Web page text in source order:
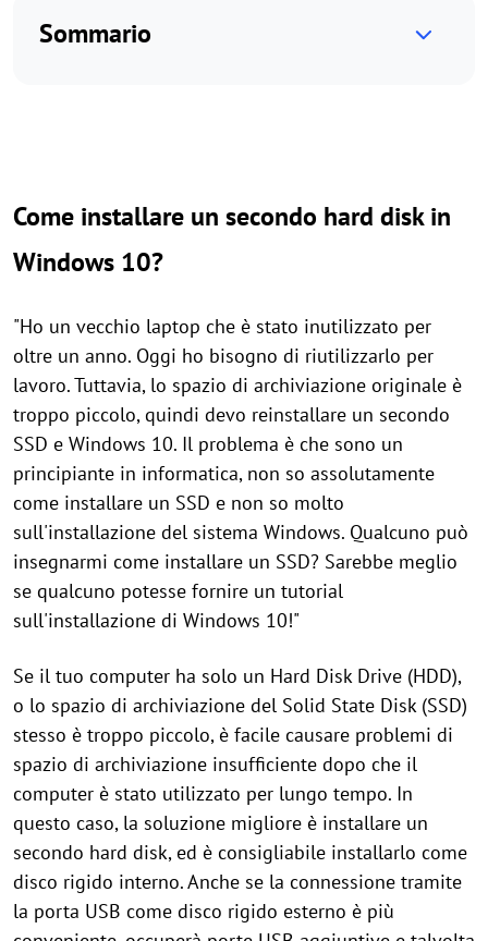
Sommario
Come installare un secondo hard disk in
Windows 10?
"Ho un vecchio laptop che è stato inutilizzato per
oltre un anno. Oggi ho bisogno di riutilizzarlo per
lavoro. Tuttavia, lo spazio di archiviazione originale è
troppo piccolo, quindi devo reinstallare un secondo
SSD e Windows 10. Il problema è che sono un
principiante in informatica, non so assolutamente
come installare un SSD e non so molto
sull'installazione del sistema Windows. Qualcuno può
insegnarmi come installare un SSD? Sarebbe meglio
se qualcuno potesse fornire un tutorial
sull'installazione di Windows 10!"
Se il tuo computer ha solo un Hard Disk Drive (HDD),
o lo spazio di archiviazione del Solid State Disk (SSD)
stesso è troppo piccolo, è facile causare problemi di
spazio di archiviazione insufficiente dopo che il
computer è stato utilizzato per lungo tempo. In
questo caso, la soluzione migliore è installare un
secondo hard disk, ed è consigliabile installarlo come
disco rigido interno. Anche se la connessione tramite
la porta USB come disco rigido esterno è più